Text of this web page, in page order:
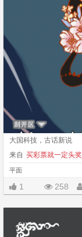
大国科技，古话新说
来自 买彩票就一定头奖
平面
1 258